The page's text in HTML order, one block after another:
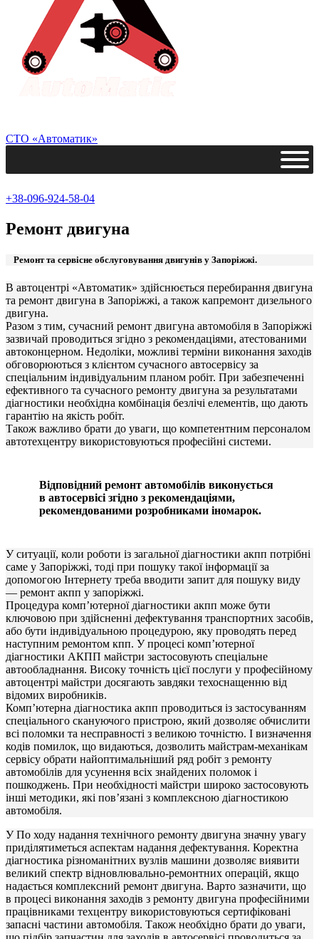
СТО «Автоматик»
+38-096-924-58-04
Ремонт двигуна
Ремонт та сервісне обслуговування двигунів у Запоріжжі.
В автоцентрі «Автоматик» здійснюється перебирання двигуна
та ремонт двигуна в Запоріжжі, а також капремонт дизельного
двигуна.
Разом з тим, сучасний ремонт двигуна автомобіля в Запоріжжі
зазвичай проводиться згідно з рекомендаціями, атестованими
автоконцерном. Недоліки, можливі терміни виконання заходів
обговорюються з клієнтом сучасного автосервісу за
спеціальним індивідуальним планом робіт. При забезпеченні
ефективного та сучасного ремонту двигуна за результатами
діагностики необхідна комбінація безлічі елементів, що дають
гарантію на якість робіт.
Також важливо брати до уваги, що компетентним персоналом
автотехцентру використовуються професійні системи.
Відповідний ремонт автомобілів виконується
в автосервісі згідно з рекомендаціями,
рекомендованими розробниками іномарок.
У ситуації, коли роботи із загальної діагностики акпп потрібні
саме у Запоріжжі, тоді при пошуку такої інформації за
допомогою Інтернету треба вводити запит для пошуку виду
— ремонт акпп у запоріжжі.
Процедура комп’ютерної діагностики акпп може бути
ключовою при здійсненні дефектування транспортних засобів,
або бути індивідуальною процедурою, яку проводять перед
наступним ремонтом кпп. У процесі комп’ютерної
діагностики АКПП майстри застосовують спеціальне
автообладнання. Високу точність цієї послуги у професійному
автоцентрі майстри досягають завдяки техоснащенню від
відомих виробників.
Комп’ютерна діагностика акпп проводиться із застосуванням
спеціального скануючого пристрою, який дозволяє обчислити
всі поломки та несправності з великою точністю. І визначення
кодів помилок, що видаються, дозволить майстрам-механікам
сервісу обрати найоптимальніший ряд робіт з ремонту
автомобілів для усунення всіх знайдених поломок і
пошкоджень. При необхідності майстри широко застосовують
інші методики, які пов’язані з комплексною діагностикою
автомобіля.
У По ходу надання технічного ремонту двигуна значну увагу
приділятиметься аспектам надання дефектування. Коректна
діагностика різноманітних вузлів машини дозволяє виявити
великий спектр відновлювально-ремонтних операцій, якщо
надається комплексний ремонт двигуна. Варто зазначити, що
в процесі виконання заходів з ремонту двигуна професійними
працівниками техцентру використовуються сертифіковані
запасні частини автомобіля. Також необхідно брати до уваги,